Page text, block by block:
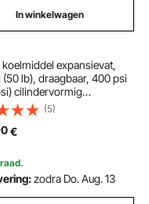
In winkelwagen
koelmiddel expansievat,
(50 lb), draagbaar, 400 psi
cilindervormig
met Y-ventiel voor
damp, sterk afgedicht
voor
R410A, oranje + grijs
(5)
€
zodra Do. Aug. 13